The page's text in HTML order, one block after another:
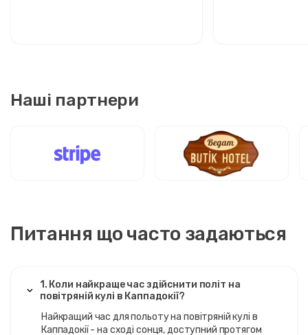
Наші партнери
Питання що часто задаються
1. Коли найкраще час здійснити політ на
повітряній кулі в Каппадокії?
Найкращий час для польоту на повітряній кулі в
Каппадокії - на сході сонця, доступний протягом